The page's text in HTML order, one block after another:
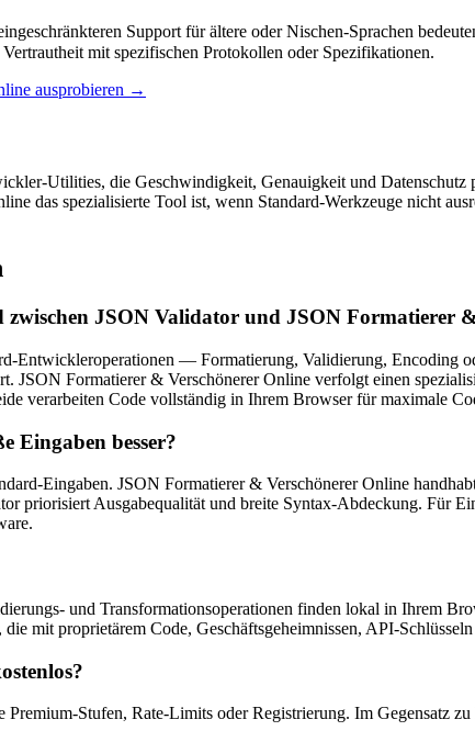
Support für ältere oder Nischen-Sprachen
mit spezifischen Protokollen oder Spezifikationen.
ausprobieren →
Utilities, die Geschwindigkeit, Genauigkeit und
das spezialisierte Tool ist, wenn Standard-Werkzeuge nicht
zwischen JSON Validator und JSON Formatierer
Entwickleroperationen — Formatierung, Validierung,
JSON Formatierer & Verschönerer Online verfolgt einen
verarbeiten Code vollständig in Ihrem Browser für maximale
Eingaben besser?
Eingaben. JSON Formatierer & Verschönerer Online
priorisiert Ausgabequalität und breite Syntax-Abdeckung. Für
und Transformationsoperationen finden lokal in Ihrem
mit proprietärem Code, Geschäftsgeheimnissen, API-
Premium-Stufen, Rate-Limits oder Registrierung. Im Gegensatz